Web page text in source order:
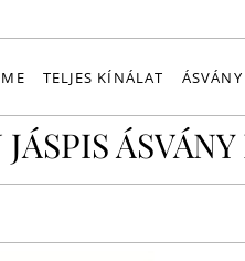
TELJES KÍNÁLAT ÁSVÁNY